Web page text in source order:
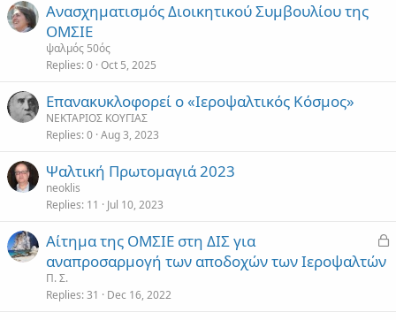
Ανασχηματισμός Διοικητικού Συμβουλίου της
ΟΜΣΙΕ
ψαλμός 50ός
Replies 0 Oct 5, 2025
Επανακυκλοφορεί ο «Ιεροψαλτικός Κόσμος»
ΝΕΚΤΑΡΙΟΣ ΚΟΥΓΙΑΣ
Replies 0 Aug 3, 2023
Ψαλτική Πρωτομαγιά 2023
neoklis
Replies 11 Jul 10, 2023
L
Αίτημα της ΟΜΣΙΕ στη ΔΙΣ για
αναπροσαρμογή των αποδοχών των Ιεροψαλτών
Π. Σ.
Replies 31 Dec 16, 2022